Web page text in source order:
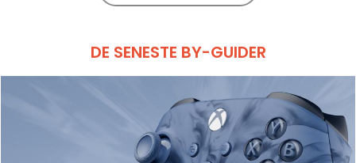
DE SENESTE BY-GUIDER